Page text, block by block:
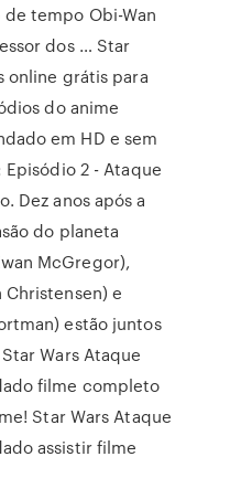
tempo Obi-Wan
dos … Star
online grátis para
do anime
em HD e sem
2 - Ataque
Dez anos após a
do planeta
McGregor),
Christensen) e
estão juntos
Wars Ataque
filme completo
Star Wars Ataque
assistir filme